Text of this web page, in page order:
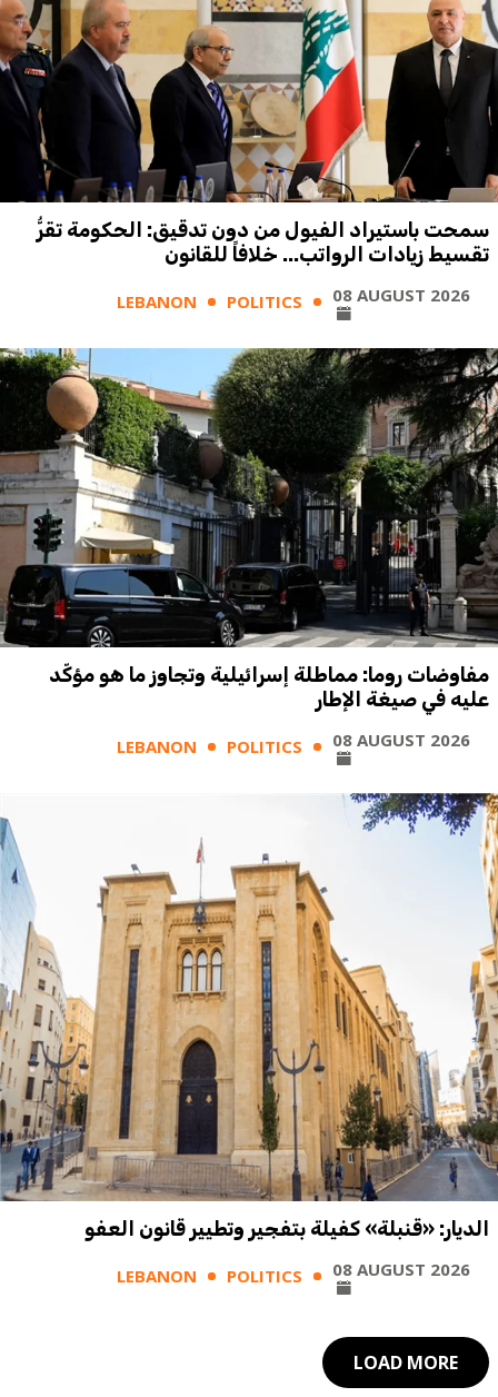
سمحت باستيراد الفيول من دون تدقيق: الحكومة تقرُّ
تقسيط زيادات الرواتب... خلافاً للقانون
LEBANON POLITICS 08 AUGUST 2026
مفاوضات روما: مماطلة إسرائيلية وتجاوز ما هو مؤكّد
عليه في صيغة الإطار
LEBANON POLITICS 08 AUGUST 2026
الديار: «قنبلة» كفيلة بتفجير وتطيير قانون العفو
LEBANON POLITICS 08 AUGUST 2026
LOAD MORE